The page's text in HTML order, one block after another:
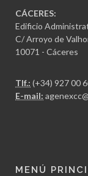
CÁCERES:
Edificio
C/ Arroyo de
10071 - Cáceres
Tlf.: (+34) 927 00
E-mail:
MENÚ